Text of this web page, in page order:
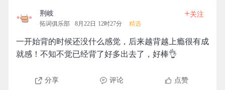
荆岐
拓词俱乐部 8月22日 12时27分 精选
+关注
一开始背的时候还没什么感觉，后来越背越上瘾很有成
就感！不知不觉已经背了好多出去了，好棒👌
分享 评论 点赞